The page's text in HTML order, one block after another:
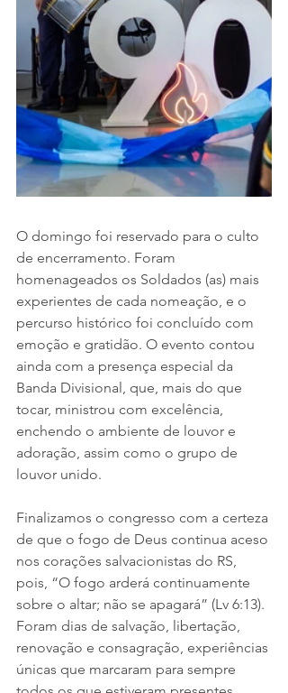
O domingo foi reservado para o culto
de encerramento. Foram
homenageados os Soldados (as) mais
experientes de cada nomeação, e o
percurso histórico foi concluído com
emoção e gratidão. O evento contou
ainda com a presença especial da
Banda Divisional, que, mais do que
tocar, ministrou com excelência,
enchendo o ambiente de louvor e
adoração, assim como o grupo de
louvor unido.
Finalizamos o congresso com a certeza
de que o fogo de Deus continua aceso
nos corações salvacionistas do RS,
pois, “O fogo arderá continuamente
sobre o altar; não se apagará” (Lv 6:13).
Foram dias de salvação, libertação,
renovação e consagração, experiências
únicas que marcaram para sempre